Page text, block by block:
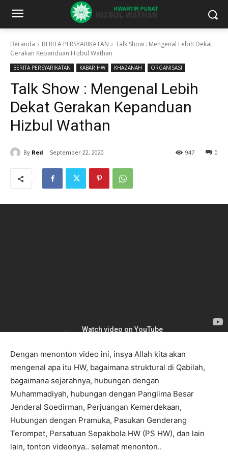
Beranda BERITA PERSYARIKATAN
Talk Show : Mengenal Lebih Dekat
Gerakan Kepanduan Hizbul Wathan
BERITA PERSYARIKATAN KABAR HW KHAZANAH ORGANISASI
Talk Show : Mengenal Lebih
Dekat Gerakan Kepanduan
Hizbul Wathan
By Red September 22, 2020 0
947
Dengan menonton video ini, insya Allah kita akan
mengenal apa itu HW, bagaimana struktural di Qabilah,
bagaimana sejarahnya, hubungan dengan
Muhammadiyah, hubungan dengan Panglima Besar
Jenderal Soedirman, Perjuangan Kemerdekaan,
Hubungan dengan Pramuka, Pasukan Genderang
Terompet, Persatuan Sepakbola HW (PS HW), dan lain
lain, tonton videonya.. selamat menonton..